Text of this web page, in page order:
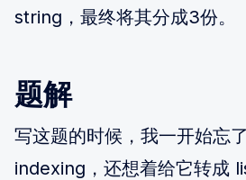
string，最终将其分成3份。
题解
写这题的时候，我一开始忘
indexing，还想着给它转成